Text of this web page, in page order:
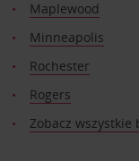
Maplewood
Minneapolis
Rochester
Rogers
Zobacz wszystkie